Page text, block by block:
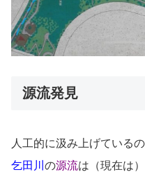
源流発見
人工的に汲み上げている
乞田川 の源流は（現在は